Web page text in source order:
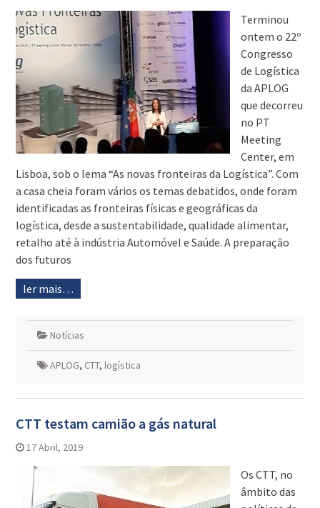
Terminou
ontem o 22º
Congresso
de Logística
da APLOG
que decorreu
no PT
Meeting
Center, em
Lisboa, sob o lema “As novas fronteiras da Logística”. Com
a casa cheia foram vários os temas debatidos, onde foram
identificadas as fronteiras físicas e geográficas da
logística, desde a sustentabilidade, qualidade alimentar,
retalho até à indústria Automóvel e Saúde. A preparação
dos futuros
ler mais…
Notícias
APLOG, CTT, logística
CTT testam camião a gás natural
17 Abril, 2019
Os CTT, no
âmbito das